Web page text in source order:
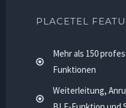
PLACETEL
Mehr als 150
Funktionen
Weiterleitung,